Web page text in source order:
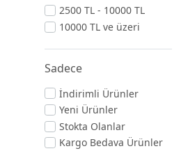
2500 TL - 10000 TL
10000 TL ve üzeri
Sadece
İndirimli Ürünler
Yeni Ürünler
Stokta Olanlar
Kargo Bedava Ürünler